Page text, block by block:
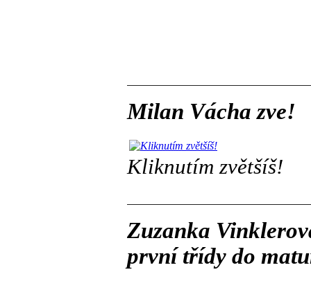
Milan Vácha zve!
Kliknutím zvětšíš!
Zuzanka
první třídy do